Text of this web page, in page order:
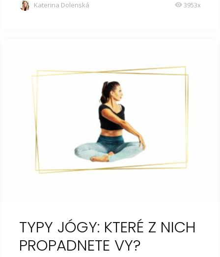
Katerina Dolenská 3953x
TYPY JÓGY: KTERÉ Z NICH
PROPADNETE VY?